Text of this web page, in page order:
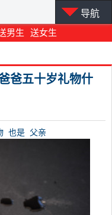
男生 送女生
导航
爸五十岁礼物什
也是 父亲